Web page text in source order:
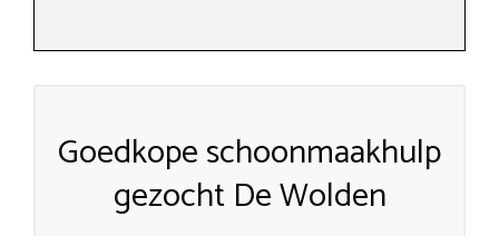
Goedkope schoonmaakhulp
gezocht De Wolden